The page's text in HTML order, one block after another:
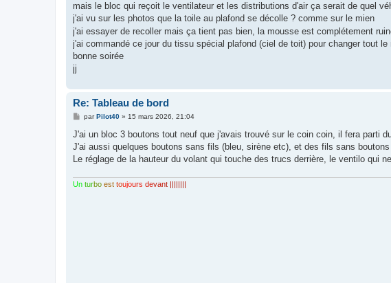
mais le bloc qui reçoit le ventilateur et les distributions d'air ça serait de quel
j'ai vu sur les photos que la toile au plafond se décolle ? comme sur le mien
j'ai essayer de recoller mais ça tient pas bien, la mousse est complétement
j'ai commandé ce jour du tissu spécial plafond (ciel de toit) pour changer tout le
bonne soirée
jj
Re: Tableau de bord
M
s
a
g
parPilot40» 15 mars 2026, 21:04
J'ai un bloc 3 boutons tout neuf que j'avais trouvé sur le coin coin, il fera parti
J'ai aussi quelques boutons sans fils (bleu, sirène etc), et des fils sans
Le réglage de la hauteur du volant qui touche des trucs derrière, le ventilo qui
Un turbo est toujours devant ||||||||